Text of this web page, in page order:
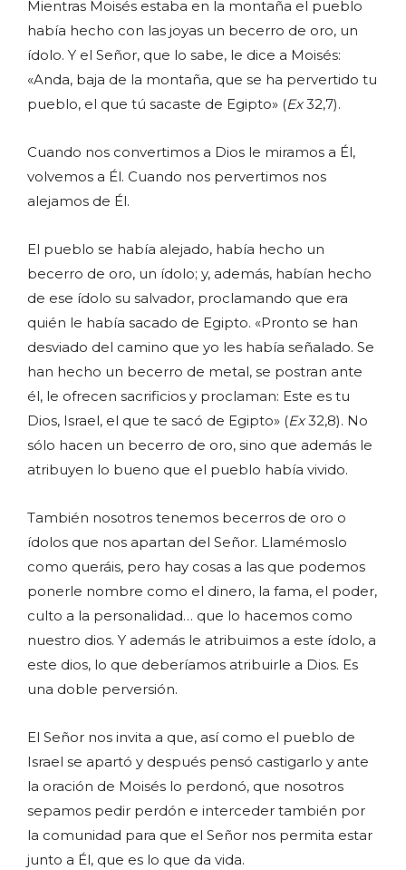
Mientras Moisés estaba en la montaña el pueblo
había hecho con las joyas un becerro de oro, un
ídolo. Y el Señor, que lo sabe, le dice a Moisés:
«Anda, baja de la montaña, que se ha pervertido tu
pueblo, el que tú sacaste de Egipto» (Ex32,7).
Cuando nos convertimos a Dios le miramos a Él,
volvemos a Él. Cuando nos pervertimos nos
alejamos de Él.
El pueblo se había alejado, había hecho un
becerro de oro, un ídolo; y, además, habían hecho
de ese ídolo su salvador, proclamando que era
quién le había sacado de Egipto. «Pronto se han
desviado del camino que yo les había señalado. Se
han hecho un becerro de metal, se postran ante
él, le ofrecen sacrificios y proclaman: Este es tu
Dios, Israel, el que te sacó de Egipto» (Ex32,8). No
sólo hacen un becerro de oro, sino que además le
atribuyen lo bueno que el pueblo había vivido.
También nosotros tenemos becerros de oro o
ídolos que nos apartan del Señor. Llamémoslo
como queráis, pero hay cosas a las que podemos
ponerle nombre como el dinero, la fama, el poder,
culto a la personalidad… que lo hacemos como
nuestro dios. Y además le atribuimos a este ídolo, a
este dios, lo que deberíamos atribuirle a Dios. Es
una doble perversión.
El Señor nos invita a que, así como el pueblo de
Israel se apartó y después pensó castigarlo y ante
la oración de Moisés lo perdonó, que nosotros
sepamos pedir perdón e interceder también por
la comunidad para que el Señor nos permita estar
junto a Él, que es lo que da vida.